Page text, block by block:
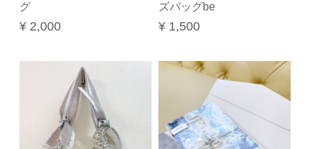
グ
¥ 2,000
ズバッグbe
¥ 1,500